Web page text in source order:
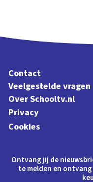
Contact
Veelgestelde vragen
Over Schooltv.nl
Privacy
Cookies
Ontvang jij de
te melden en